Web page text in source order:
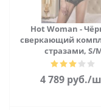
Hot Woman -
сверкающий
стразами, S/
4 789 руб./